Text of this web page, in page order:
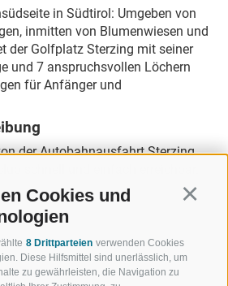
Cookies und
8 Drittparteien verwenden Cookies
Diese Hilfsmittel sind unerlässlich, um
zu gewährleisten, die Navigation zu
in Südtirol: Umgeben von
inmitten von Blumenwiesen und
der Golfplatz Sterzing mit seiner
und 7 anspruchsvollen Löchern
für Anfänger und
der Autobahnausfahrt Sterzing